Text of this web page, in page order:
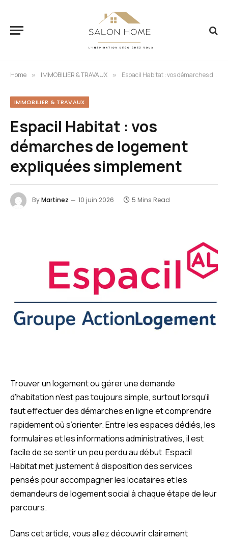
Home » IMMOBILIER & TRAVAUX » Espacil Habitat : vos démarches de logement expliquées simplement
IMMOBILIER & TRAVAUX
Espacil Habitat : vos
démarches de logement
expliquées simplement
ByMartinez 10 juin 2026 5 Mins Read
Trouver un logement ou gérer une demande
d’habitation n’est pas toujours simple, surtout lorsqu’il
faut effectuer des démarches en ligne et comprendre
rapidement où s’orienter. Entre les espaces dédiés, les
formulaires et les informations administratives, il est
facile de se sentir un peu perdu au début. Espacil
Habitat met justement à disposition des services
pensés pour accompagner les locataires et les
demandeurs de logement social à chaque étape de leur
parcours.
Dans cet article, vous allez découvrir clairement